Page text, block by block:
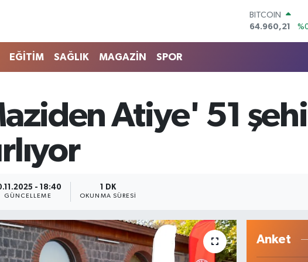
BITCOIN
64.960,21
55,2510
GRAM ALTIN
6648.99
BİST100
EĞİTİM SAĞLIK MAGAZİN SPOR
Atiye' 51
- 18:40
GÜNCELLEME
1 DK
OKUNMA SÜRESI
Anket